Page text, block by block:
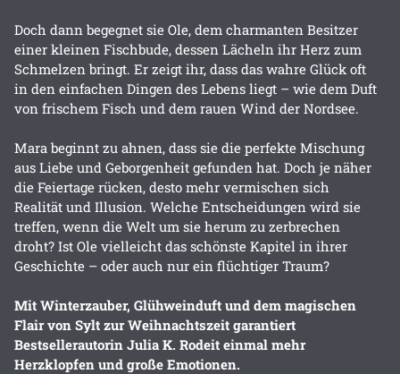
Doch dann begegnet sie Ole, dem charmanten Besitzer
einer kleinen Fischbude, dessen Lächeln ihr Herz zum
Schmelzen bringt. Er zeigt ihr, dass das wahre Glück oft
in den einfachen Dingen des Lebens liegt – wie dem Duft
von frischem Fisch und dem rauen Wind der Nordsee.
Mara beginnt zu ahnen, dass sie die perfekte Mischung
aus Liebe und Geborgenheit gefunden hat. Doch je näher
die Feiertage rücken, desto mehr vermischen sich
Realität und Illusion. Welche Entscheidungen wird sie
treffen, wenn die Welt um sie herum zu zerbrechen
droht? Ist Ole vielleicht das schönste Kapitel in ihrer
Geschichte – oder auch nur ein flüchtiger Traum?
Mit Winterzauber, Glühweinduft und dem magischen
Flair von Sylt zur Weihnachtszeit garantiert
Bestsellerautorin Julia K. Rodeit einmal mehr
Herzklopfen und große Emotionen.